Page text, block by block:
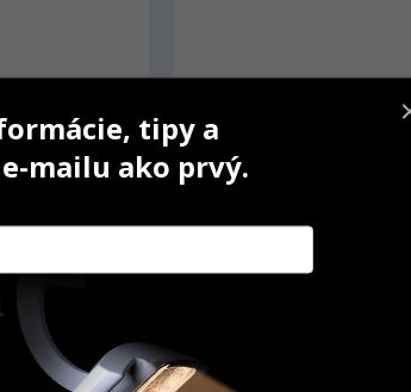
mm sivé
TePe Extra Soft kefky 1,1
tipy a
mailu ako prvý.